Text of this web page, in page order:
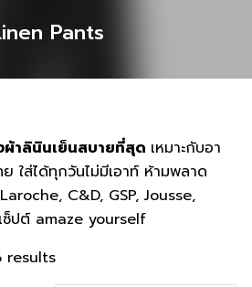
Pants
าลินินเย็นสบายที่สุด เหมาะกับอา
ย ใส่ได้ทุกวันไม่มีเอาท์ ห้ามพลาด
C&D, GSP, Jousse,
ซ็ปต์ amaze yourself
results